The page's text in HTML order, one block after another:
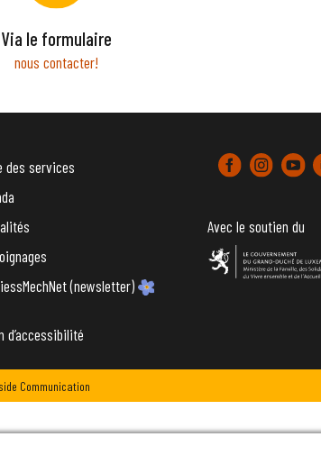
Via le formulaire
nous contacter!
des services
(newsletter)
Avec le soutien du
d’accessibilité
Communication